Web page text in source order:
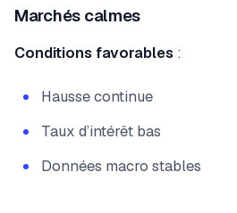
Marchés calmes
Conditions favorables :
Hausse continue
Taux d’intérêt bas
Données macro stables